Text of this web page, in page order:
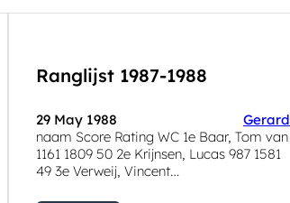
Ranglijst 1987-1988
29 May 1988
Gerard
naam Score Rating WC 1e Baar, Tom van
1161 1809 50 2e Krijnsen, Lucas 987 1581
49 3e Verweij, Vincent…